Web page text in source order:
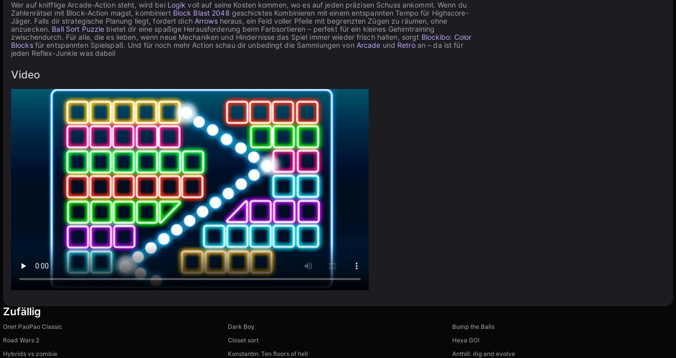
Wer auf knifflige Arcade-Action steht, wird bei Logik voll auf seine Kosten kommen, wo es auf jeden präzisen Schuss ankommt. Wenn du
Zahlenrätsel mit Block-Action magst, kombiniert Block Blast 2048 geschicktes Kombinieren mit einem entspannten Tempo für Highscore-
Jäger. Falls dir strategische Planung liegt, fordert dich Arrowsheraus, ein Feld voller Pfeile mit begrenzten Zügen zu räumen, ohne
anzuecken. Ball Sort Puzzle bietet dir eine spaßige Herausforderung beim Farbsortieren – perfekt für ein kleines Gehirntraining
zwischendurch. Für alle, die es lieben, wenn neue Mechaniken und Hindernisse das Spiel immer wieder frisch halten, sorgt Blockibo: Color
Blocksfür entspannten Spielspaß. Und für noch mehr Action schau dir unbedingt die Sammlungen von Arcade und Retroan – da ist für
jeden Reflex-Junkie was dabei!
Video
Zufällig
Onet PaoPao Classic Dark Boy
Bump the Balls
Road Wars 2
Closet sort
Hexa GO!
Hybrids vs zombie
Konstantin: Ten floors of hell
Anthill: dig and evolve